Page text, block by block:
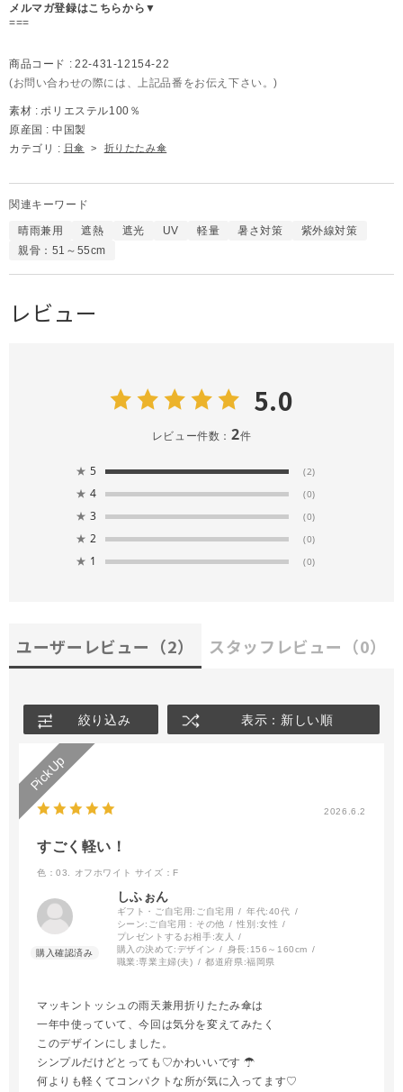
メルマガ登録はこちらから▼
===
商品コード : 22-431-12154-22
(お問い合わせの際には、上記品番をお伝え下さい。)
素材 : ポリエステル100％
原産国 : 中国製
カテゴリ : 日傘 > 折りたたみ傘
関連キーワード
晴雨兼用 遮熱 遮光 UV 軽量 暑さ対策
紫外線対策
親骨：51～55cm
レビュー
5.0
レビュー件数： 2件
★ 5 (2)
★ 4 (0)
★ 3 (0)
★ 2 (0)
★ 1 (0)
ユーザーレビュー （2） スタッフレビュー （0）
絞り込み 表示：新しい順
2026.6.2
すごく軽い！
色：03. オフホワイト サイズ：F
しふぉん
ギフト・ご自宅用: ご自宅用 年代:40代
シーン: ご自宅用：その他 性別:女性
プレゼントするお相手:友人
購入の決めて: デザイン 身長: 156～160cm
職業:専業主婦(夫) 都道府県:福岡県
マッキントッシュの雨天兼用折りたたみ傘は
一年中使っていて、今回は気分を変えてみたく
このデザインにしました。
シンプルだけどとっても♡ かわいいです︎ ︎☂︎
何よりも軽くてコンパクトな所が気に入ってます♡